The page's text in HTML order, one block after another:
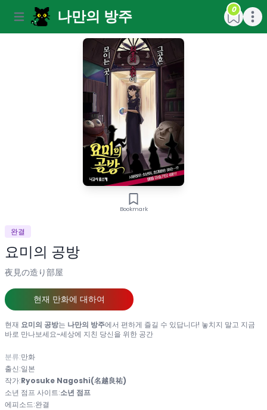
Open main menu나만의 방주 Open
0
Bookmark
완결
요미의 공방
夜見の造り部屋
현재 만화에 대하여
현재 요미의 공방는 나만의 방주에서 편하게 즐길 수 있답니다! 놓치지 말고 지금
바로 만나보세요~세상에 지친 당신을 위한 공간
분류:만화
출신:일본
작가:Ryosuke Nagoshi(名越良祐)
소년 점프 사이트:소년 점프
에피소드:완결